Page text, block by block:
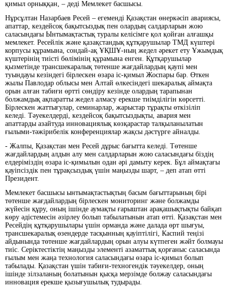
қимыл орныққан, – деді Мемлекет басшысы.
Нұрсұлтан Назарбаев Ресей – егеменді Қазақстан өнеркәсіп авариясы,
апаттар, кездейсоқ бақытсыздық пен олардың салдарларын жою
саласындағы Ынтымақтастық туралы келісімге қол қойған алғашқы
мемлекет. Ресейлік және қазақстандық құтқарушылар ТМД күштері
корпусы құрамына, сондай-ақ ҰҚШҰ-ның жедел әрекет ету Ұжымдық
күштерінің тиісті бөлімінің құрамына енген. Құтқарушылар
қызметінде трансшекаралық төтенше жағдайлардың қаупі мен
туындауы кезіндегі бірлескен өзара іс-қимыл Жоспары бар. Өткен
жылы Павлодар облысы мен Алтай өлкесіндегі шекаралық аймақта
орын алған табиғи өртті сөндіру кезінде олардың тарапынан
болжамдық ақпаратты жедел алмасу ерекше тиімділігін көрсетті.
Бірлескен жаттығулар, семинарлар, жарыстар тұрақты өткізіліп
келеді. Тәуекелдерді, кездейсоқ бақытсыздықты, авария мен
апаттарды азайтуда инновациялық көзқарастар талқыланылатын
ғылыми-тәжірибелік конференциялар жақсы дәстүрге айналды.
- Жалпы, Қазақстан мен Ресей дұрыс бағытта келеді. Төтенше
жағдайлардың алдын алу мен салдарларын жою саласындағы біздің
елдеріміздің өзара іс-қимылын одан әрі дамыту керек. Бұл аймақтағы
қауіпсіздік пен тұрақсыздық үшін маңызды шарт, – деп атап өтті
Президент.
Мемлекет басшысы ынтымақтастықтың басым бағыттарының бірі
төтенше жағдайлардың бірлескен мониторинг және болжамды
жүйесін құру, оның ішінде аумақты ғарыштан арақашықтықты байқап
көру әдістемесін әзірлеу болып табылатынын атап өтті. Қазақстан мен
Ресейдің құтқарушылары үшін орманда және далада өрт шығуы,
трансшекаралық өзендерде тасқынның қауіптілігі, Каспий теңізі
айдынында төтенше жағдайлардың орын алуы күтпеген жәйт болмауы
тиіс. Серіктестіктің маңызды элементі азаматтық қорғаныс саласында
ғылым мен жаңа технология саласындағы өзара іс-қимыл болып
табылады. Қазақстан үшін табиғи-техногендік тәуекелдер, оның
ішінде зілзаланың болатынын қысқа мерзімде болжау саласындағы
инновация ерекше қызығушылық тудырады.